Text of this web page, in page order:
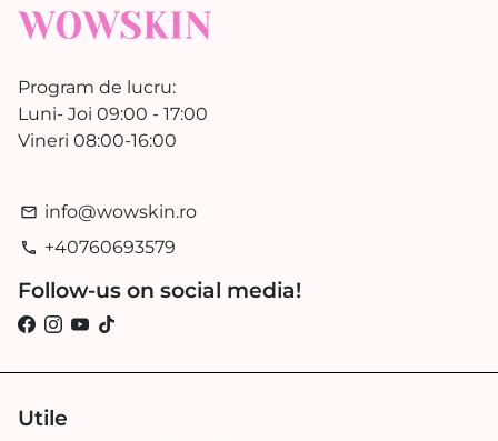
Program de lucru:
Luni- Joi 09:00 - 17:00
Vineri 08:00-16:00
email info@wowskin.ro
phone +40760693579
Follow-us on social media!
Utile